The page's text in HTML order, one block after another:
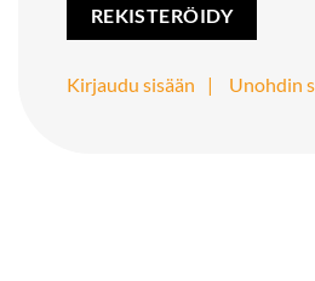
Kirjaudu sisään Unohdin